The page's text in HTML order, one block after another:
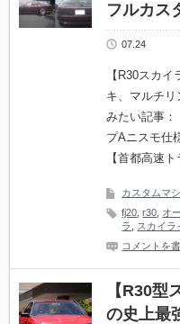
フルカス
07.24
【R30スカ
キ、マルチ
みたい記事：
プAニスモ仕
【首都高速
カスタムマ
fj20 ,r30 オ
ラ
スカイラ
コメントを書
【R30型
の史上最